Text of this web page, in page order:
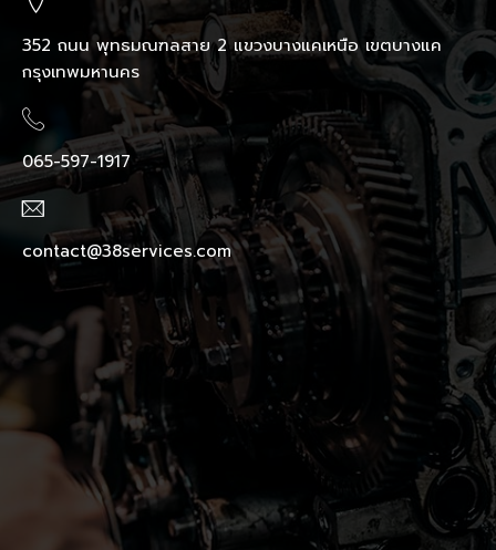
352 ถนน พุทธมณฑลสาย 2 แขวงบางแคเหนือ เขตบางแค
กรุงเทพมหานคร
065-597-1917
contact@38services.com